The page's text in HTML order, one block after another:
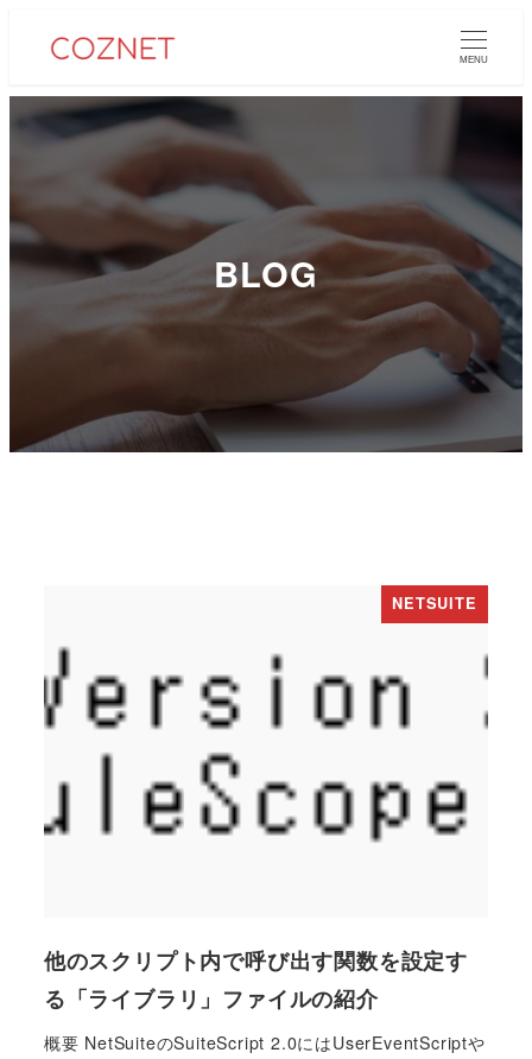
ン
コ
ン
ツ
MENU
BLOG
NETSUITE
他のスクリプト内で呼び出す関数を設定す
る「ライブラリ」ファイルの紹介
概要 NetSuiteのSuiteScript 2.0にはUserEventScriptや